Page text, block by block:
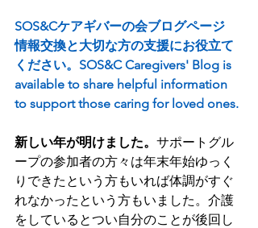
SOS&Cケアギバーの会ブログページ
情報交換と大切な方の支援にお役立て
ください。SOS&C Caregivers' Blog is
available to share helpful information
to support those caring for loved ones.
新しい年が明けました。 サポートグル
ープの参加者の方々は年末年始ゆっく
りできたという方もいれば体調がすぐ
れなかったという方もいました。介護
をしているとつい自分のことが後回し